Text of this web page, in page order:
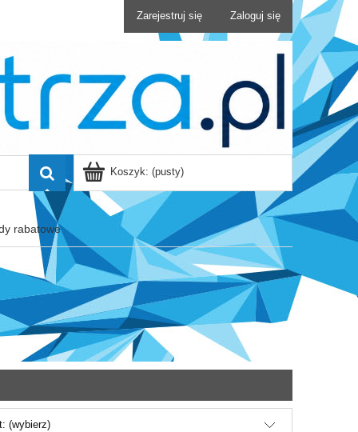
Zarejestruj się Zaloguj się
Koszyk: (pusty)
rabatowe
(wybierz)